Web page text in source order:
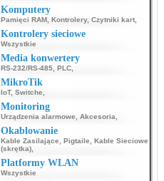
Komputery
Pamięci RAM, Kontrolery, Czytniki kart,
Kontrolery sieciowe
Wszystkie
Media konwertery
RS-232/RS-485, PLC,
MikroTik
IoT, Switche
Monitoring
Urządzenia alarmowe Akcesoria
Okablowanie
Kable Zasilające Pigtaile
Kable Sieciowe
(skrętka),
Platformy WLAN
Wszystkie